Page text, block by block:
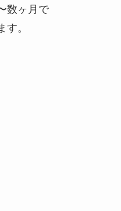
数ヶ月で
。